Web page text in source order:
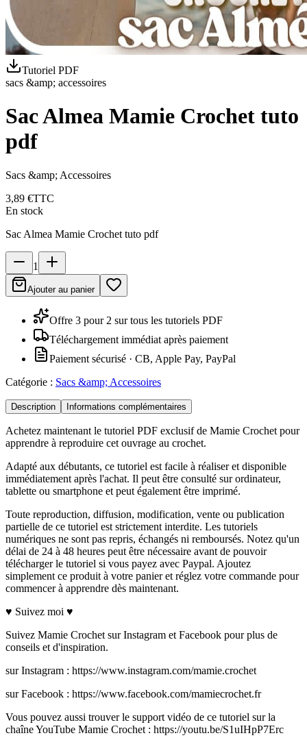
Tutoriel PDF
sacs &amp; accessoires
Sac Almea Mamie Crochet tuto
pdf
Sacs &amp; Accessoires
3,89 €TTC
En stock
Sac Almea Mamie Crochet tuto pdf
1
Ajouter au panier
Offre 3 pour 2 sur tous les tutoriels PDF
Téléchargement immédiat après paiement
Paiement sécurisé · CB, Apple Pay, PayPal
Catégorie : Sacs &amp; Accessoires
Description Informations complémentaires
Achetez maintenant le tutoriel PDF exclusif de Mamie Crochet pour
apprendre à reproduire cet ouvrage au crochet.
Adapté aux débutants, ce tutoriel est facile à réaliser et disponible
immédiatement après l'achat. Il peut être consulté sur ordinateur,
tablette ou smartphone et peut également être imprimé.
Toute reproduction, diffusion, modification, vente ou publication
partielle de ce tutoriel est strictement interdite. Les tutoriels
numériques ne sont pas repris, échangés ni remboursés. Notez qu'un
délai de 24 à 48 heures peut être nécessaire avant de pouvoir
télécharger le tutoriel si vous payez avec Paypal. Ajoutez
simplement ce produit à votre panier et réglez votre commande pour
commencer à apprendre dès maintenant.
♥ Suivez moi ♥
Suivez Mamie Crochet sur Instagram et Facebook pour plus de
conseils et d'inspiration.
sur Instagram : https://www.instagram.com/mamie.crochet
sur Facebook : https://www.facebook.com/mamiecrochet.fr
Vous pouvez aussi trouver le support vidéo de ce tutoriel sur la
chaîne YouTube Mamie Crochet : https://youtu.be/S1uIHpP7Erc